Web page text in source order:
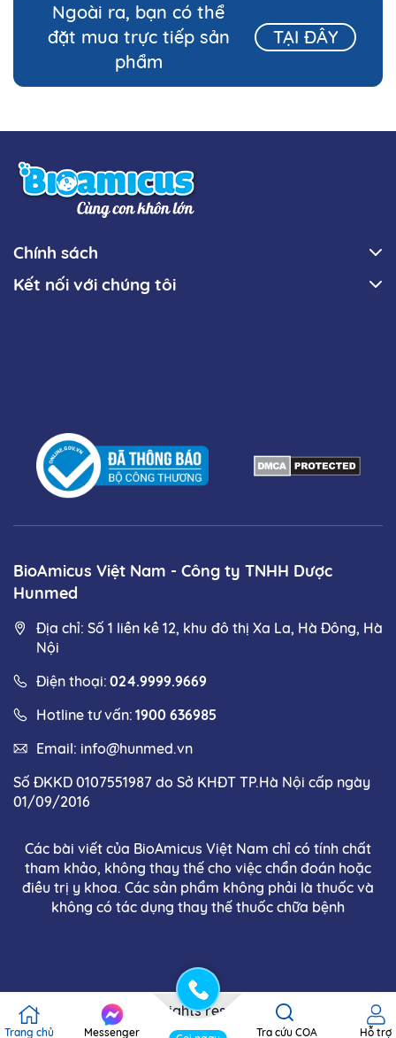
Ngoài ra, bạn có thể
đặt mua trực tiếp sản
phẩm
TẠI ĐÂY
BioAmicus Việt Nam - Công ty TNHH Dược
Hunmed
Địa chỉ: Số 1 liền kề 12, khu đô thị Xa La, Hà Đông, Hà
Nội
Điện thoại: 024.9999.9669
Hotline tư vấn: 1900 636985
Email: info@hunmed.vn
Số ĐKKD 0107551987 do Sở KHĐT TP.Hà Nội cấp ngày
01/09/2016
Chính sách
Kết nối với chúng tôi
Các bài viết của BioAmicus Việt Nam chỉ có tính chất
tham khảo, không thay thế cho việc chẩn đoán hoặc
điều trị y khoa. Các sản phẩm không phải là thuốc và
không có tác dụng thay thế thuốc chữa bệnh
Copyright © 2025 . All rights reserved. Thiết kế và phát
triển bởi Bioamicus
Trang chủ Messenger Tra cứu COA Hỗ trợ